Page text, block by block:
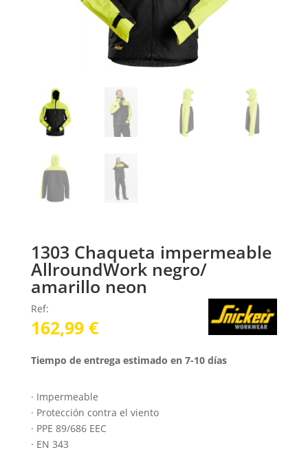
1303 Chaqueta impermeable
AllroundWork negro/
amarillo neon
Ref:
162,99 €
Tiempo de entrega estimado en 7-10 días
· Impermeable
· Protección contra el viento
· PPE 89/686 EEC
· EN 343